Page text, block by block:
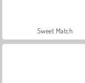
Sweet Match